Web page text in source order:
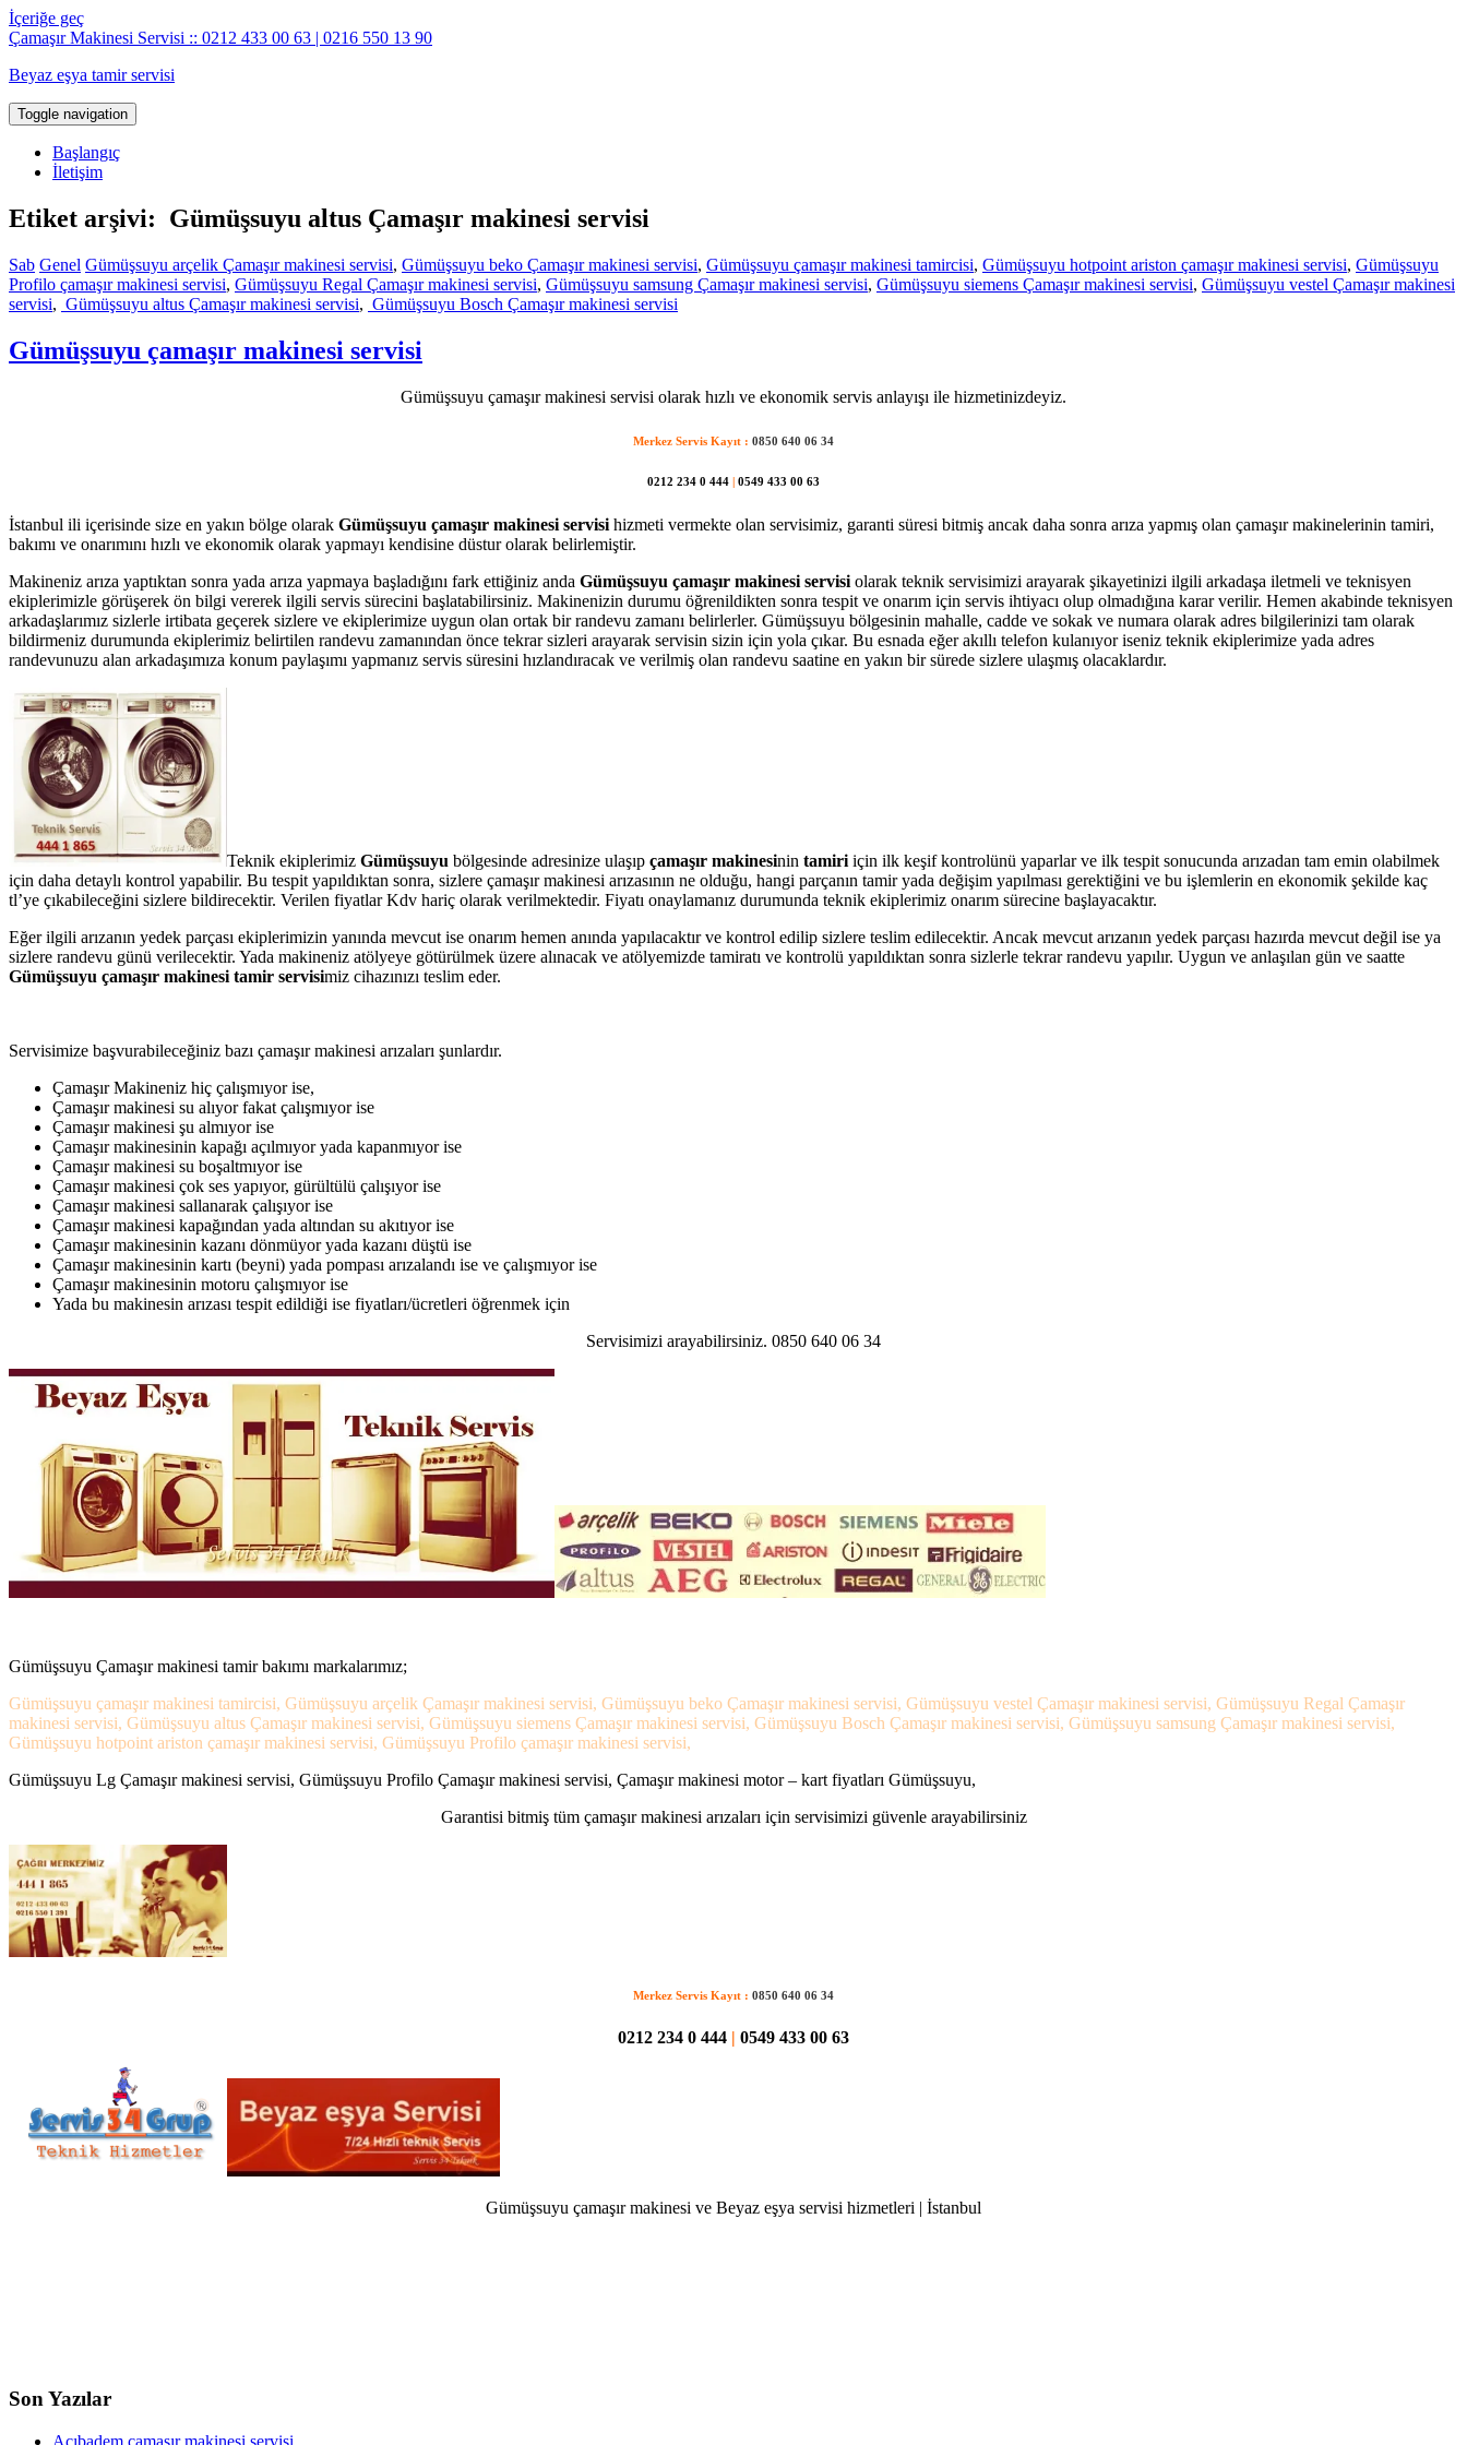
İçeriğe geç
Çamaşır Makinesi Servisi :: 0212 433 00 63 | 0216 550 13 90
Beyaz eşya tamir servisi
Toggle navigation
Başlangıç
İletişim
Etiket arşivi: Gümüşsuyu altus Çamaşır makinesi servisi
Sab Genel Gümüşsuyu arçelik Çamaşır makinesi servisi, Gümüşsuyu beko Çamaşır makinesi servisi, Gümüşsuyu çamaşır makinesi tamircisi, Gümüşsuyu hotpoint ariston çamaşır makinesi servisi, Gümüşsuyu
Profilo çamaşır makinesi servisi, Gümüşsuyu Regal Çamaşır makinesi servisi, Gümüşsuyu samsung Çamaşır makinesi servisi, Gümüşsuyu siemens Çamaşır makinesi servisi, Gümüşsuyu vestel Çamaşır makinesi
servisi, Gümüşsuyu altus Çamaşır makinesi servisi, Gümüşsuyu Bosch Çamaşır makinesi servisi
Gümüşsuyu çamaşır makinesi servisi
Gümüşsuyu çamaşır makinesi servisi olarak hızlı ve ekonomik servis anlayışı ile hizmetinizdeyiz.
Merkez Servis Kayıt : 0850 640 06 34
0212 234 0 444 | 0549 433 00 63
İstanbul ili içerisinde size en yakın bölge olarak Gümüşsuyu çamaşır makinesi servisi hizmeti vermekte olan servisimiz, garanti süresi bitmiş ancak daha sonra arıza yapmış olan çamaşır makinelerinin tamiri,
bakımı ve onarımını hızlı ve ekonomik olarak yapmayı kendisine düstur olarak belirlemiştir.
Makineniz arıza yaptıktan sonra yada arıza yapmaya başladığını fark ettiğiniz anda Gümüşsuyu çamaşır makinesi servisi olarak teknik servisimizi arayarak şikayetinizi ilgili arkadaşa iletmeli ve teknisyen
ekiplerimizle görüşerek ön bilgi vererek ilgili servis sürecini başlatabilirsiniz. Makinenizin durumu öğrenildikten sonra tespit ve onarım için servis ihtiyacı olup olmadığına karar verilir. Hemen akabinde teknisyen
arkadaşlarımız sizlerle irtibata geçerek sizlere ve ekiplerimize uygun olan ortak bir randevu zamanı belirlerler. Gümüşsuyu bölgesinin mahalle, cadde ve sokak ve numara olarak adres bilgilerinizi tam olarak
bildirmeniz durumunda ekiplerimiz belirtilen randevu zamanından önce tekrar sizleri arayarak servisin sizin için yola çıkar. Bu esnada eğer akıllı telefon kulanıyor iseniz teknik ekiplerimize yada adres
randevunuzu alan arkadaşımıza konum paylaşımı yapmanız servis süresini hızlandıracak ve verilmiş olan randevu saatine en yakın bir sürede sizlere ulaşmış olacaklardır.
Teknik ekiplerimiz Gümüşsuyu bölgesinde adresinize ulaşıp çamaşır makinesinin tamiri için ilk keşif kontrolünü yaparlar ve ilk tespit sonucunda arızadan tam emin olabilmek
için daha detaylı kontrol yapabilir. Bu tespit yapıldıktan sonra, sizlere çamaşır makinesi arızasının ne olduğu, hangi parçanın tamir yada değişim yapılması gerektiğini ve bu işlemlerin en ekonomik şekilde kaç
tl’ye çıkabileceğini sizlere bildirecektir. Verilen fiyatlar Kdv hariç olarak verilmektedir. Fiyatı onaylamanız durumunda teknik ekiplerimiz onarım sürecine başlayacaktır.
Eğer ilgili arızanın yedek parçası ekiplerimizin yanında mevcut ise onarım hemen anında yapılacaktır ve kontrol edilip sizlere teslim edilecektir. Ancak mevcut arızanın yedek parçası hazırda mevcut değil ise ya
sizlere randevu günü verilecektir. Yada makineniz atölyeye götürülmek üzere alınacak ve atölyemizde tamiratı ve kontrolü yapıldıktan sonra sizlerle tekrar randevu yapılır. Uygun ve anlaşılan gün ve saatte
Gümüşsuyu çamaşır makinesi tamir servisimiz cihazınızı teslim eder.
Servisimize başvurabileceğiniz bazı çamaşır makinesi arızaları şunlardır.
Çamaşır Makineniz hiç çalışmıyor ise,
Çamaşır makinesi su alıyor fakat çalışmıyor ise
Çamaşır makinesi şu almıyor ise
Çamaşır makinesinin kapağı açılmıyor yada kapanmıyor ise
Çamaşır makinesi su boşaltmıyor ise
Çamaşır makinesi çok ses yapıyor, gürültülü çalışıyor ise
Çamaşır makinesi sallanarak çalışıyor ise
Çamaşır makinesi kapağından yada altından su akıtıyor ise
Çamaşır makinesinin kazanı dönmüyor yada kazanı düştü ise
Çamaşır makinesinin kartı (beyni) yada pompası arızalandı ise ve çalışmıyor ise
Çamaşır makinesinin motoru çalışmıyor ise
Yada bu makinesin arızası tespit edildiği ise fiyatları/ücretleri öğrenmek için
Servisimizi arayabilirsiniz. 0850 640 06 34
Gümüşsuyu Çamaşır makinesi tamir bakımı markalarımız;
Gümüşsuyu çamaşır makinesi tamircisi, Gümüşsuyu arçelik Çamaşır makinesi servisi, Gümüşsuyu beko Çamaşır makinesi servisi, Gümüşsuyu vestel Çamaşır makinesi servisi, Gümüşsuyu Regal Çamaşır
makinesi servisi, Gümüşsuyu altus Çamaşır makinesi servisi, Gümüşsuyu siemens Çamaşır makinesi servisi, Gümüşsuyu Bosch Çamaşır makinesi servisi, Gümüşsuyu samsung Çamaşır makinesi servisi,
Gümüşsuyu hotpoint ariston çamaşır makinesi servisi, Gümüşsuyu Profilo çamaşır makinesi servisi,
Gümüşsuyu Lg Çamaşır makinesi servisi, Gümüşsuyu Profilo Çamaşır makinesi servisi, Çamaşır makinesi motor – kart fiyatları Gümüşsuyu,
Garantisi bitmiş tüm çamaşır makinesi arızaları için servisimizi güvenle arayabilirsiniz
Merkez Servis Kayıt : 0850 640 06 34
0212 234 0 444 0549 433 00 63
Gümüşsuyu çamaşır makinesi ve Beyaz eşya servisi hizmetleri | İstanbul
Son Yazılar
Acıbadem çamaşır makinesi servisi